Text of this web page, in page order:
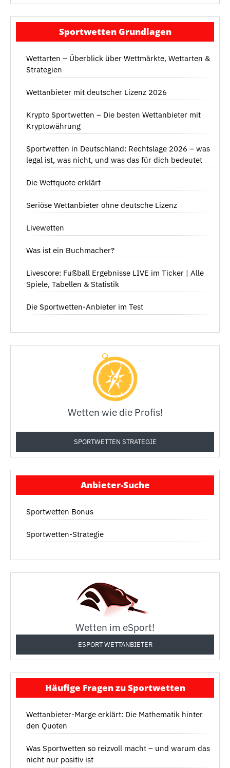
Sportwetten Grundlagen
Wettarten – Überblick über Wettmärkte, Wettarten &
Strategien
Wettanbieter mit deutscher Lizenz 2026
Krypto Sportwetten – Die besten Wettanbieter mit
Kryptowährung
Sportwetten in Deutschland: Rechtslage 2026 – was
legal ist, was nicht, und was das für dich bedeutet
Die Wettquote erklärt
Seriöse Wettanbieter ohne deutsche Lizenz
Livewetten
Was ist ein Buchmacher?
Livescore: Fußball Ergebnisse LIVE im Ticker | Alle
Spiele, Tabellen & Statistik
Die Sportwetten-Anbieter im Test
Wetten wie die Profis!
SPORTWETTEN STRATEGIE
Anbieter-Suche
Sportwetten Bonus
Sportwetten-Strategie
Wetten im eSport!
ESPORT WETTANBIETER
Häufige Fragen zu Sportwetten
Wettanbieter-Marge erklärt: Die Mathematik hinter
den Quoten
Was Sportwetten so reizvoll macht – und warum das
nicht nur positiv ist